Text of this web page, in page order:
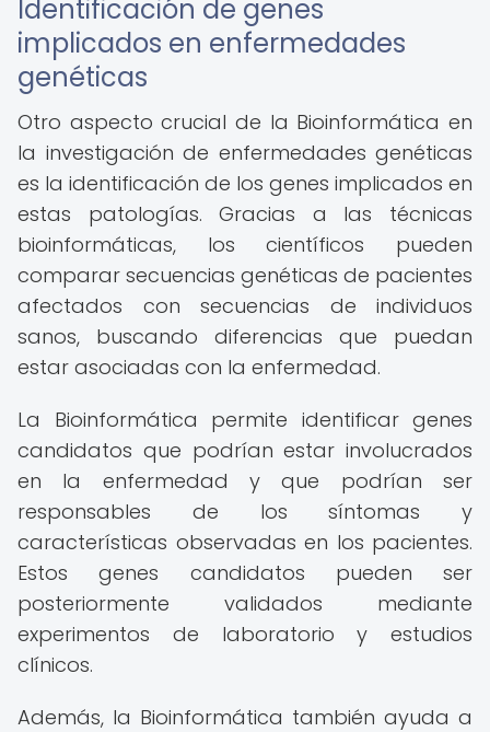
Identificación de genes
implicados en enfermedades
genéticas
Otro aspecto crucial de la Bioinformática en
la investigación de enfermedades genéticas
es la identificación de los genes implicados en
estas patologías. Gracias a las técnicas
bioinformáticas, los científicos pueden
comparar secuencias genéticas de pacientes
afectados con secuencias de individuos
sanos, buscando diferencias que puedan
estar asociadas con la enfermedad.
La Bioinformática permite identificar genes
candidatos que podrían estar involucrados
en la enfermedad y que podrían ser
responsables de los síntomas y
características observadas en los pacientes.
Estos genes candidatos pueden ser
posteriormente validados mediante
experimentos de laboratorio y estudios
clínicos.
Además, la Bioinformática también ayuda a